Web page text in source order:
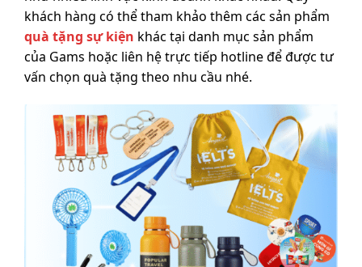
khách hàng có thể tham khảo thêm các sản phẩm
quà tặng sự kiện khác tại danh mục sản phẩm
của Gams hoặc liên hệ trực tiếp hotline để được tư
vấn chọn quà tặng theo nhu cầu nhé.